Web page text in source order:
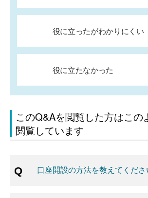
役に立ったがわかりにくい
役に立たなかった
このQ&Aを閲覧した方はこの
閲覧しています
口座開設の方法を教えてくださ